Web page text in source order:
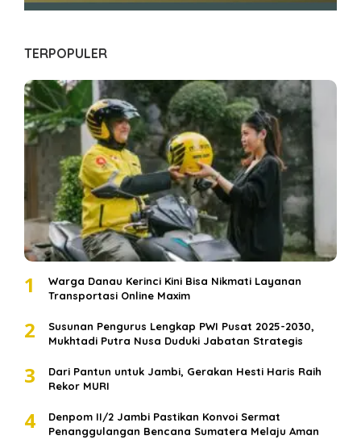
TERPOPULER
1
Warga Danau Kerinci Kini Bisa Nikmati Layanan
Transportasi Online Maxim
2
Susunan Pengurus Lengkap PWI Pusat 2025-2030,
Mukhtadi Putra Nusa Duduki Jabatan Strategis
3
Dari Pantun untuk Jambi, Gerakan Hesti Haris Raih
Rekor MURI
4
Denpom II/2 Jambi Pastikan Konvoi Sermat
Penanggulangan Bencana Sumatera Melaju Aman